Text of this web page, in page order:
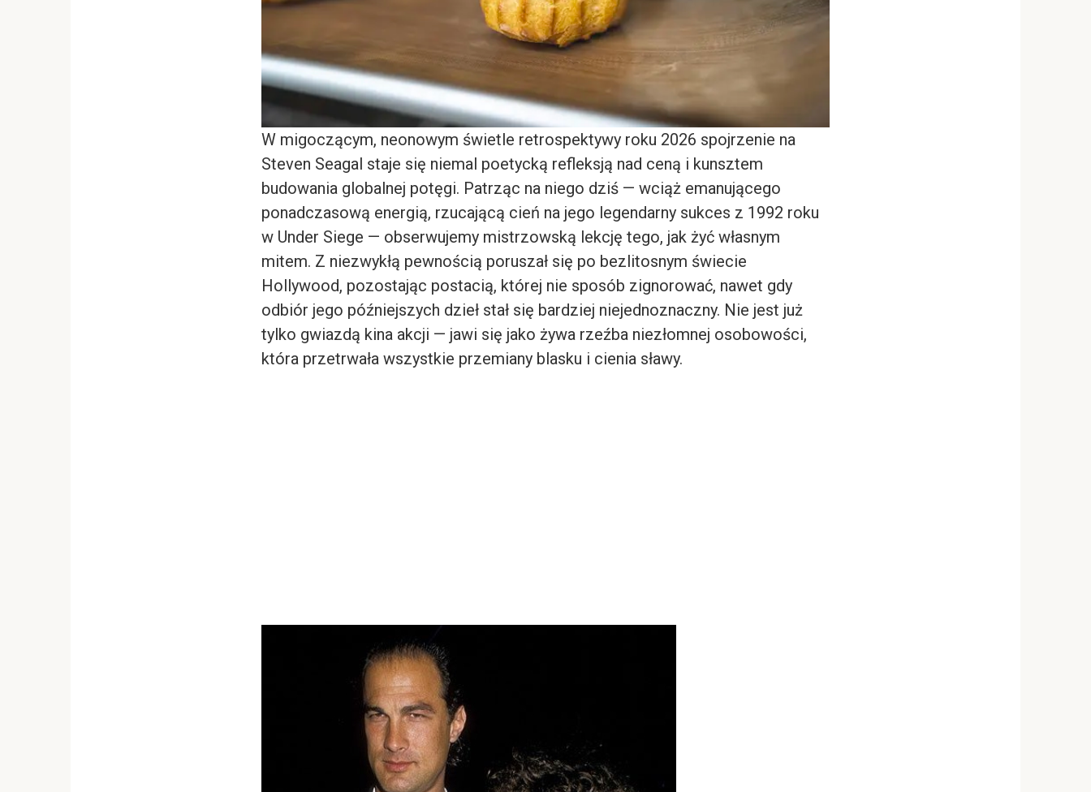
W migoczącym, neonowym świetle retrospektywy roku 2026 spojrzenie na
Steven Seagal staje się niemal poetycką refleksją nad ceną i kunsztem
budowania globalnej potęgi. Patrząc na niego dziś — wciąż emanującego
ponadczasową energią, rzucającą cień na jego legendarny sukces z 1992 roku
w Under Siege — obserwujemy mistrzowską lekcję tego, jak żyć własnym
mitem. Z niezwykłą pewnością poruszał się po bezlitosnym świecie
Hollywood, pozostając postacią, której nie sposób zignorować, nawet gdy
odbiór jego późniejszych dzieł stał się bardziej niejednoznaczny. Nie jest już
tylko gwiazdą kina akcji — jawi się jako żywa rzeźba niezłomnej osobowości,
która przetrwała wszystkie przemiany blasku i cienia sławy.